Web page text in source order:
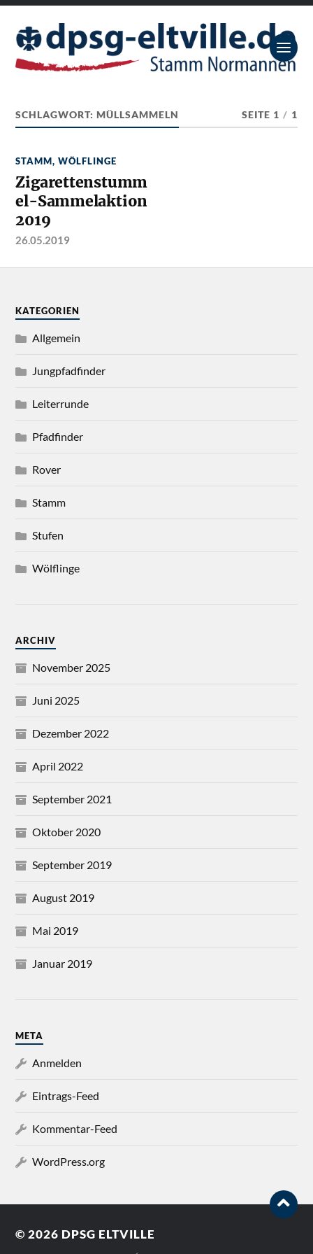
SCHLAGWORT:MÜLLSAMMELN SEITE 1 / 1
STAMM,WÖLFLINGE
Zigarettenstumm
el-Sammelaktion
2019
26.05.2019
KATEGORIEN
Allgemein
Jungpfadfinder
Leiterrunde
Pfadfinder
Rover
Stamm
Stufen
Wölflinge
ARCHIV
November 2025
Juni 2025
Dezember 2022
April 2022
September 2021
Oktober 2020
September 2019
August 2019
Mai 2019
Januar 2019
META
Anmelden
Eintrags-Feed
Kommentar-Feed
WordPress.org
© 2026 DPSG ELTVILLE